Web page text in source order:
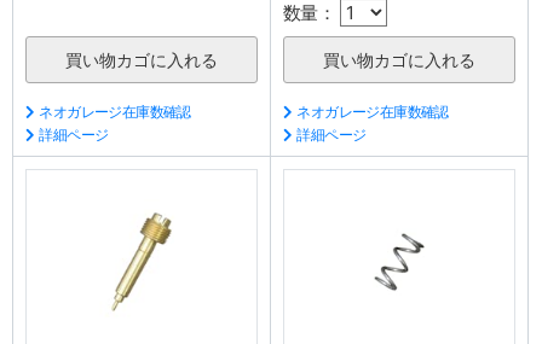
ネオガレージ在庫数確認
詳細ページ
数量：
ネオガレージ在庫数確認
詳細ページ